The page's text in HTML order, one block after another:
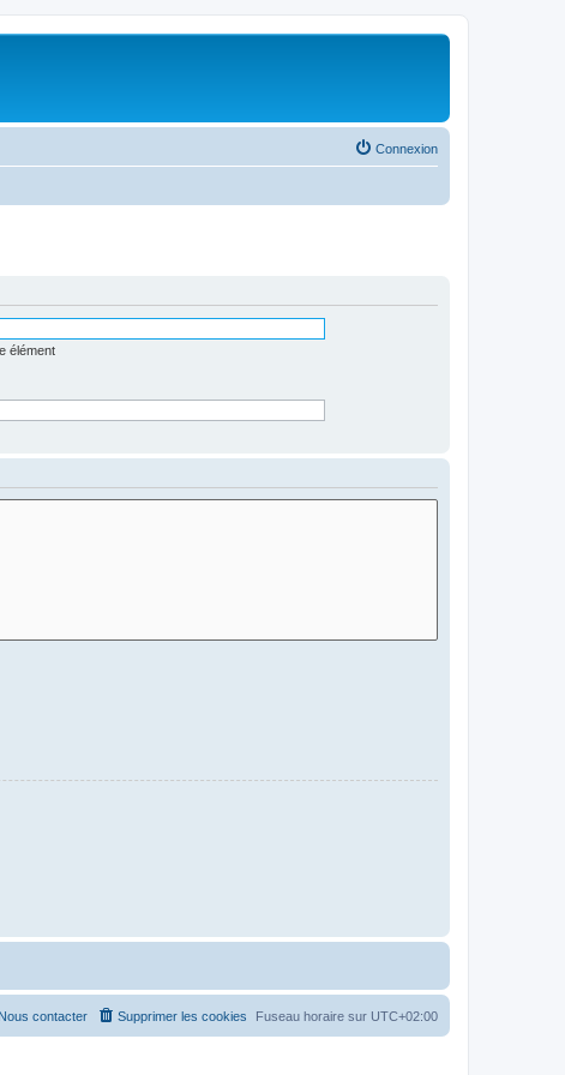
Connexion
élément
Fuseau horaire sur UTC+02:00
Supprimer les cookies
Nous contacter